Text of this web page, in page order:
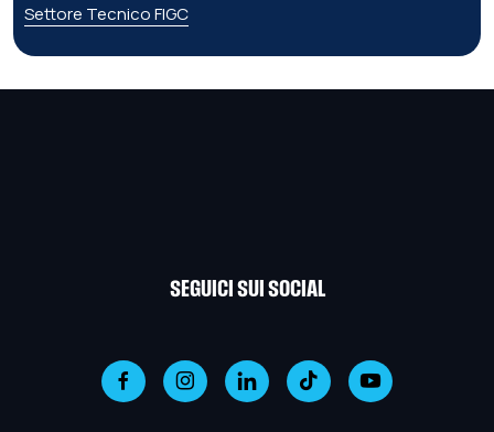
Settore Tecnico FIGC
SEGUICI SUI SOCIAL